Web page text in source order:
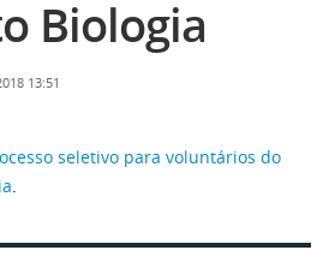
Biologia
13:51
seletivo para voluntários do
.